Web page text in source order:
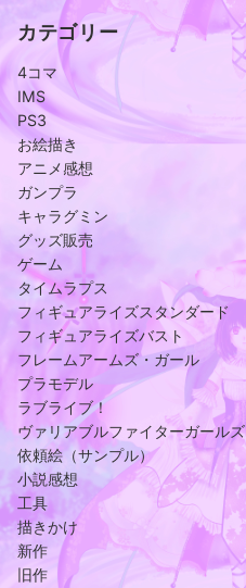
カテゴリー
4コマ
IMS
PS3
お絵描き
アニメ感想
ガンプラ
キャラグミン
グッズ販売
ゲーム
タイムラプス
フィギュアライズスタンダード
フィギュアライズバスト
フレームアームズ・ガール
プラモデル
ラブライブ！
ヴァリアブルファイターガールズ
依頼絵（サンプル）
小説感想
工具
描きかけ
新作
旧作